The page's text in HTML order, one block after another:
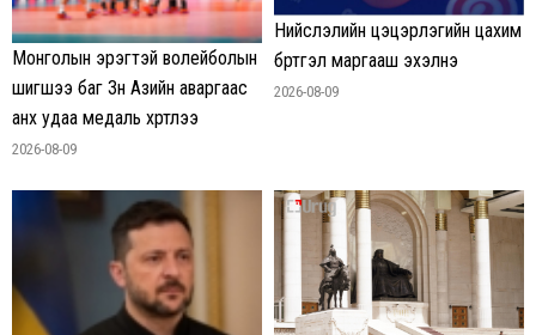
Монголын эрэгтэй волейболын
шигшээ баг Зүүн Азийн аваргаас
анх удаа медаль хүртлээ
2026-08-09
Нийслэлийн цэцэрлэгийн цахим
бүртгэл маргааш эхэлнэ
2026-08-09